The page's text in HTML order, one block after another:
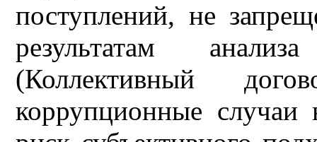
поступлений, не
результатам
(Коллективный
коррупционные случаи